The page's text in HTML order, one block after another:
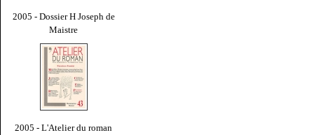
2005 - Dossier H Joseph de
Maistre
2005 - L'Atelier du roman